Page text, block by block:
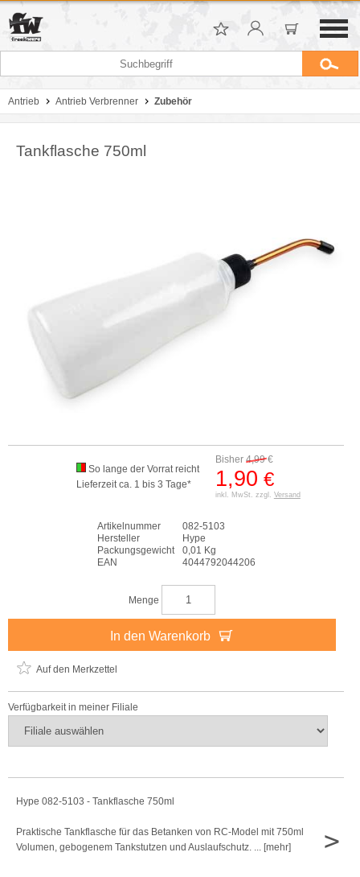
Antrieb Antrieb Verbrenner Zubehör
Tankflasche 750ml
Bisher 4,99€
1,90 €
inkl. MwSt. zzgl. Versand
So lange der Vorrat reicht
Lieferzeit ca. 1 bis 3 Tage*
Artikelnummer
082-5103
Hersteller
Hype
Packungsgewicht
0,01 Kg
EAN
4044792044206
Menge
In den Warenkorb
Auf den Merkzettel
Verfügbarkeit in meiner Filiale
Hype 082-5103 - Tankflasche 750ml
Praktische Tankflasche für das Betanken von RC-Model mit 750ml
Volumen, gebogenem Tankstutzen und Auslaufschutz. ... [mehr]
>